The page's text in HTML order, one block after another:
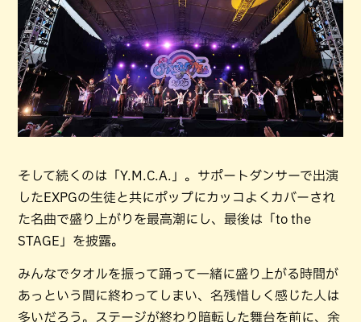
そして続くのは「Y.M.C.A.」。サポートダンサーで出演
したEXPGの生徒と共にポップにカッコよくカバーされ
た名曲で盛り上がりを最高潮にし、最後は「to the
STAGE」を披露。
みんなでタオルを振って踊って一緒に盛り上がる時間が
あっという間に終わってしまい、名残惜しく感じた人は
多いだろう。ステージが終わり暗転した舞台を前に、余